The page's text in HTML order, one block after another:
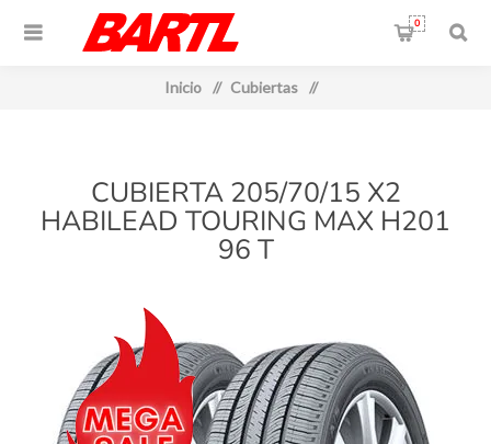
0
Inicio / Cubiertas /
CUBIERTA 205/70/15 X2
HABILEAD TOURING MAX H201
96 T